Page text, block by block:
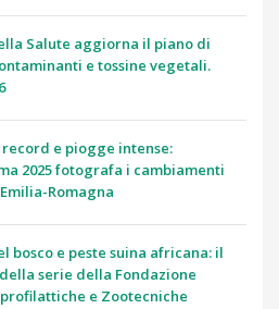
Salute aggiorna il piano di
e tossine vegetali.
e piogge intense:
2025 fotografa i cambiamenti
Romagna
bosco e peste suina africana: il
serie della Fondazione
e Zootecniche